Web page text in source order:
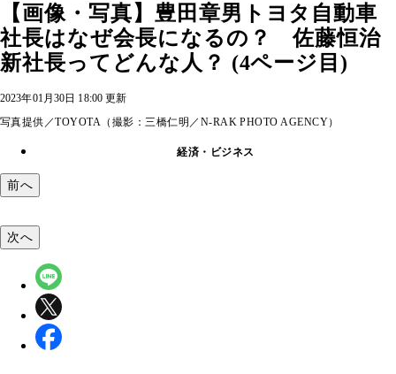
【画像・写真】豊田章男トヨタ自動車
社長はなぜ会長になるの？ 佐藤恒治
新社長ってどんな人？ (4ページ目)
2023年01月30日 18:00 更新
写真提供／TOYOTA（撮影：三橋仁明／N-RAK PHOTO AGENCY）
経済・ビジネス
前へ
次へ